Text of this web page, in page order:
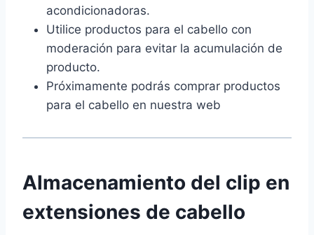
acondicionadoras.
Utilice productos para el cabello con
moderación para evitar la acumulación de
producto.
Próximamente podrás comprar productos
para el cabello en nuestra web
Almacenamiento del clip en
extensiones de cabello